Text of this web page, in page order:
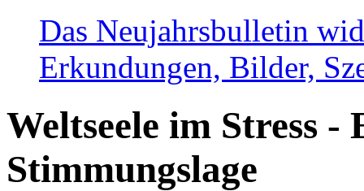
Das Neujahrsbulletin
Erkundungen, Bilder,
Weltseele im Stress -
Stimmungslage